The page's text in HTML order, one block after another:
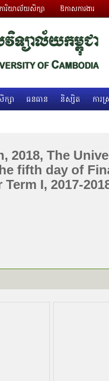
ារិយាល័យសិក្សា ឱកាសការងារ
ក្សា ធនធាន និស្សិត ការស្
2018, The
fifth day of
I, 2017-